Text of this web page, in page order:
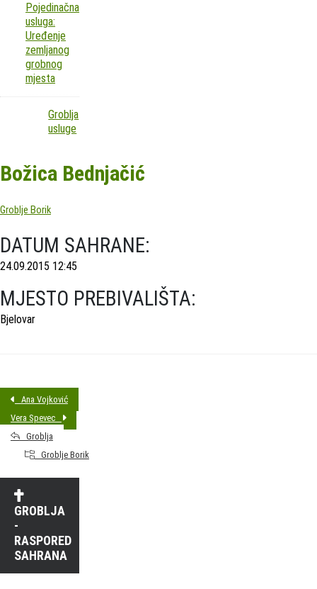
Pojedinačna
usluga:
Uređenje
zemljanog
grobnog
mjesta
Groblja
usluge
Božica Bednjačić
Groblje Borik
DATUM SAHRANE:
24.09.2015 12:45
MJESTO PREBIVALIŠTA:
Bjelovar
Ana Vojković
Vera Spevec
Groblja
Groblje Borik
GROBLJA
-
RASPORED
SAHRANA